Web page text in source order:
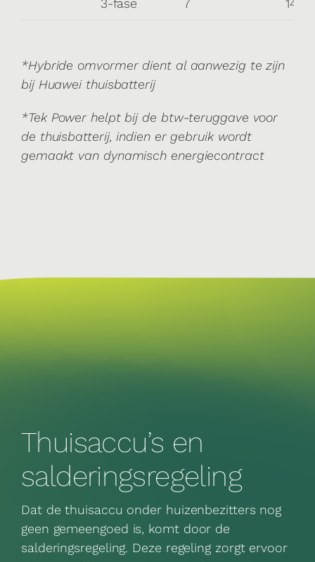
3-fase 7 14
*Hybride omvormer dient al aanwezig te zijn
bij Huawei thuisbatterij
*Tek Power helpt bij de btw-teruggave voor
de thuisbatterij, indien er gebruik wordt
gemaakt van dynamisch energiecontract
Thuisaccu’s en
salderingsregeling
Dat de thuisaccu onder huizenbezitters nog
geen gemeengoed is, komt door de
salderingsregeling. Deze regeling zorgt ervoor